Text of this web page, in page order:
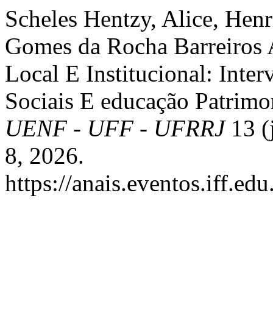
Scheles Hentzy, Alice,
Gomes da Rocha
Local E Institucional:
Sociais E educação
UENF - UFF - UFRRJ13
8, 2026.
https://